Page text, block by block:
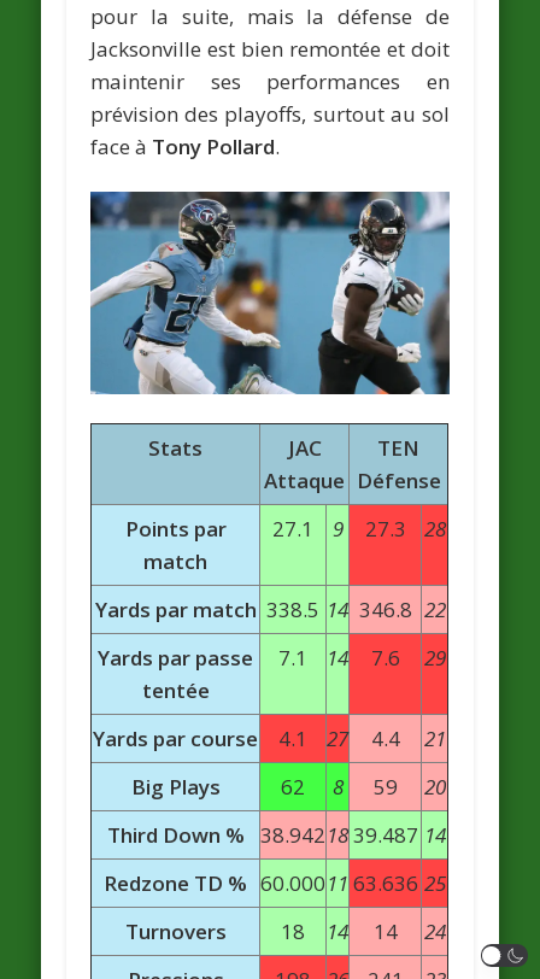
pour la suite, mais la défense de
Jacksonville est bien remontée et doit
maintenir ses performances en
prévision des playoffs, surtout au sol
face à Tony Pollard.
Stats
JAC
Attaque
TEN
Défense
Points par
match
27.1 9 27.3 28
Yards par match 338.5 14 346.8 22
Yards par passe
tentée
7.1 14 7.6 29
Yards par course 4.1 27 4.4
21
Big Plays
62 8 59
20
Third Down %
38.9421839.487 14
Redzone TD % 60.00011 63.636 25
Turnovers
18 14 14
24